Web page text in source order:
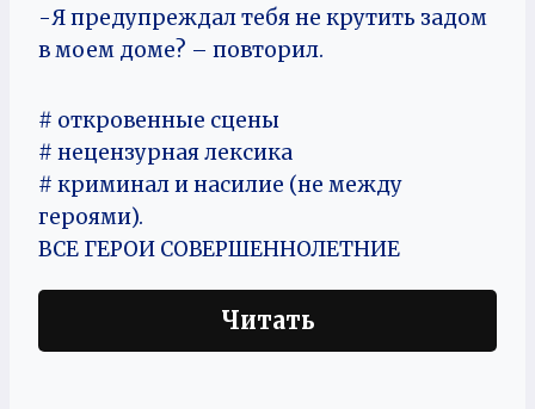
-Я предупреждал тебя не крутить задом
в моем доме? – повторил.
# откровенные сцены
# нецензурная лексика
# криминал и насилие (не между
героями).
ВСЕ ГЕРОИ СОВЕРШЕННОЛЕТНИЕ
Читать